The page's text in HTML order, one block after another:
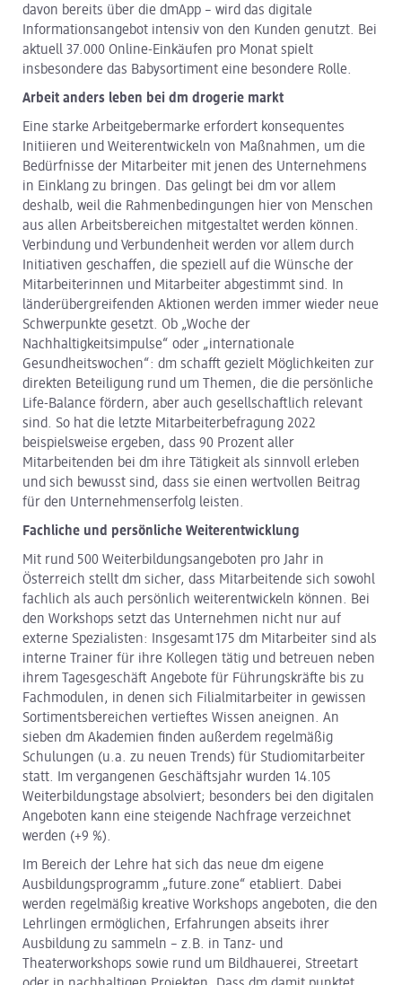
davon bereits über die dmApp – wird das digitale
Informationsangebot intensiv von den Kunden genutzt. Bei
aktuell 37.000 Online-Einkäufen pro Monat spielt
insbesondere das Babysortiment eine besondere Rolle.
Arbeit anders leben bei dm drogerie markt
Eine starke Arbeitgebermarke erfordert konsequentes
Initiieren und Weiterentwickeln von Maßnahmen, um die
Bedürfnisse der Mitarbeiter mit jenen des Unternehmens
in Einklang zu bringen. Das gelingt bei dm vor allem
deshalb, weil die Rahmenbedingungen hier von Menschen
aus allen Arbeitsbereichen mitgestaltet werden können.
Verbindung und Verbundenheit werden vor allem durch
Initiativen geschaffen, die speziell auf die Wünsche der
Mitarbeiterinnen und Mitarbeiter abgestimmt sind. In
länderübergreifenden Aktionen werden immer wieder neue
Schwerpunkte gesetzt. Ob „Woche der
Nachhaltigkeitsimpulse“ oder „internationale
Gesundheitswochen“: dm schafft gezielt Möglichkeiten zur
direkten Beteiligung rund um Themen, die die persönliche
Life-Balance fördern, aber auch gesellschaftlich relevant
sind. So hat die letzte Mitarbeiterbefragung 2022
beispielsweise ergeben, dass 90 Prozent aller
Mitarbeitenden bei dm ihre Tätigkeit als sinnvoll erleben
und sich bewusst sind, dass sie einen wertvollen Beitrag
für den Unternehmenserfolg leisten.
Fachliche und persönliche Weiterentwicklung
Mit rund 500 Weiterbildungsangeboten pro Jahr in
Österreich stellt dm sicher, dass Mitarbeitende sich sowohl
fachlich als auch persönlich weiterentwickeln können. Bei
den Workshops setzt das Unternehmen nicht nur auf
externe Spezialisten: Insgesamt 175 dm Mitarbeiter sind als
interne Trainer für ihre Kollegen tätig und betreuen neben
ihrem Tagesgeschäft Angebote für Führungskräfte bis zu
Fachmodulen, in denen sich Filialmitarbeiter in gewissen
Sortimentsbereichen vertieftes Wissen aneignen. An
sieben dm Akademien finden außerdem regelmäßig
Schulungen (u.a. zu neuen Trends) für Studiomitarbeiter
statt. Im vergangenen Geschäftsjahr wurden 14.105
Weiterbildungstage absolviert; besonders bei den digitalen
Angeboten kann eine steigende Nachfrage verzeichnet
werden (+9 %).
Im Bereich der Lehre hat sich das neue dm eigene
Ausbildungsprogramm „future.zone“ etabliert. Dabei
werden regelmäßig kreative Workshops angeboten, die den
Lehrlingen ermöglichen, Erfahrungen abseits ihrer
Ausbildung zu sammeln – z.B. in Tanz- und
Theaterworkshops sowie rund um Bildhauerei, Streetart